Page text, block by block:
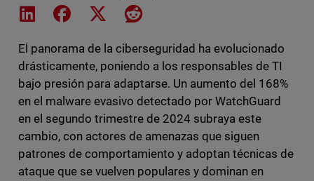
Share on LinkedIn
Share on Facebook
Share on XShare on Reddit
El panorama de la ciberseguridad ha evolucionado
drásticamente, poniendo a los responsables de TI
bajo presión para adaptarse. Un aumento del 168%
en el malware evasivo detectado por WatchGuard
en el segundo trimestre de 2024 subraya este
cambio, con actores de amenazas que siguen
patrones de comportamiento y adoptan técnicas de
ataque que se vuelven populares y dominan en